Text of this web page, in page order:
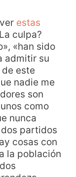
estas
culpa?
«han sido
admitir su
este
nadie me
son
como
nunca
partidos
cosas con
la población